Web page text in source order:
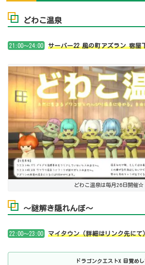
どわこ温泉
21:00～24:00 サーバー22 風の町アズラン 宿屋
どわこ温泉は毎月26日開催☆
～謎解き隠れんぼ～
22:00～23:00 マイタウン（詳細はリンク先にて
ドラゴンクエストX 目覚め